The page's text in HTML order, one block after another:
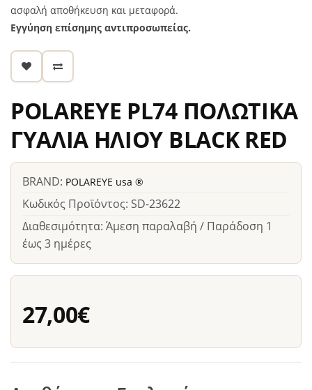
ασφαλή αποθήκευση και μεταφορά.
Εγγύηση επίσημης αντιπροσωπείας.
POLAREYE PL74 ΠΟΛΩΤΙΚΑ
ΓΥΑΛΙΑ ΗΛΙΟΥ BLACK RED
BRAND: POLAREYE usa ®
Κωδικός Προϊόντος: SD-23622
Διαθεσιμότητα: Άμεση παραλαβή / Παράδοση 1
έως 3 ημέρες
27,00€